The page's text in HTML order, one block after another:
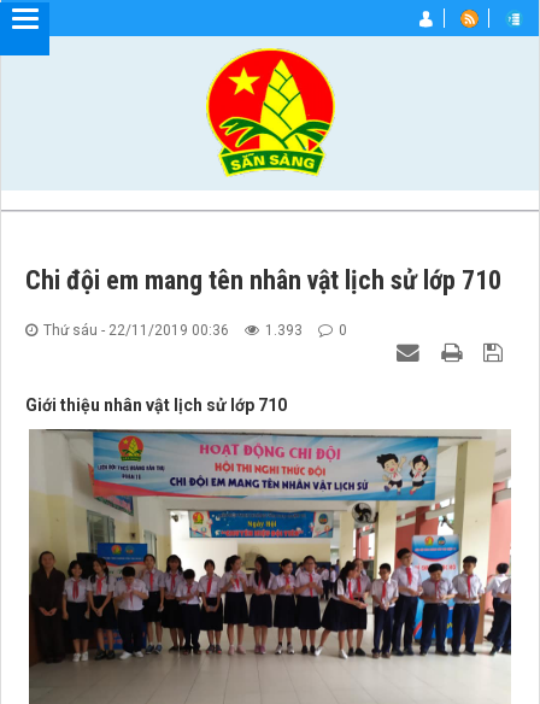
Chi đội em mang tên nhân vật lịch sử lớp 710
Thứ sáu - 22/11/2019 00:36 1.393 0
Giới thiệu nhân vật lịch sử lớp 710